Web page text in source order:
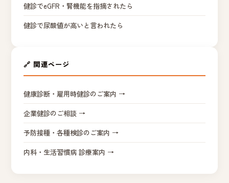
健診でeGFR・腎機能を指摘されたら
健診で尿酸値が高いと言われたら
🔗 関連ページ
健康診断・雇用時健診のご案内 →
企業健診のご相談 →
予防接種・各種検診のご案内 →
内科・生活習慣病 診療案内 →